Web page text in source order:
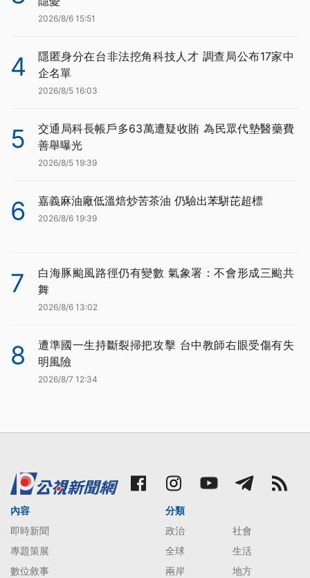
2026/8/6 15:51
4
隱匿身分在台非法挖角科技人才 調查局公布17家中
企名單
2026/8/5 16:03
5
交通局科長帳戶多63萬遭疑收賄 為民眾代墊醫藥費
善舉曝光
2026/8/5 19:39
6 嘉義麻油廠低溫焙炒苦茶油 仍驗出苯駢芘超標
2026/8/6 19:39
7
白海豚颱風路徑仍有變數 氣象署：不會形成三颱共
舞
2026/8/6 13:02
8
遭準國一生持斷裂掃把攻擊 台中教師右眼受傷有失
明風險
2026/8/7 12:34
內容
即時新聞
專題策展
數位敘事
分類
政治
社會
全球
生活
兩岸
地方